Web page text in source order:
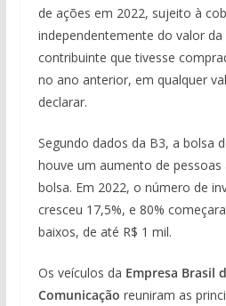
de ações em 2022, sujeito à
independentemente do valor da
contribuinte que tivesse
no ano anterior, em qualquer
declarar.
Segundo dados da B3, a bolsa
houve um aumento de pessoas
bolsa. Em 2022, o número de
cresceu 17,5%, e 80%
baixos, de até R$ 1 mil.
Os veículos da Empresa Brasil
Comunicação reuniram as